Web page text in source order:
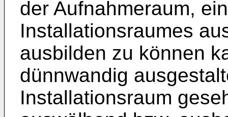
der Aufnahmeraum,
Installationsraumes
ausbilden zu können
dünnwandig
Installationsraum